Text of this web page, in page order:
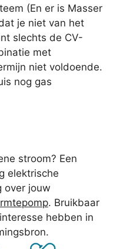
(En er is Masser
je niet van het
slechts de CV-
met
niet voldoende.
nog gas
stroom? Een
elektrische
over jouw
. Bruikbaar
hebben in